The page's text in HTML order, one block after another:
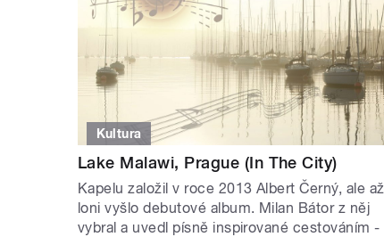
Kultura
Lake Malawi, Prague (In The City)
Kapelu založil v roce 2013 Albert Černý, ale až
loni vyšlo debutové album. Milan Bátor z něj
vybral a uvedl písně inspirované cestováním -